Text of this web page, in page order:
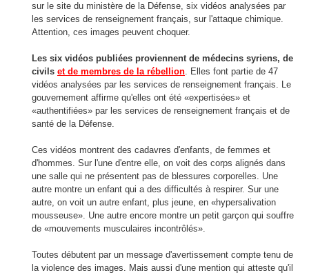
sur le site du ministère de la Défense, six vidéos analysées par
les services de renseignement français, sur l'attaque chimique.
Attention, ces images peuvent choquer.
Les six vidéos publiées proviennent de médecins syriens, de
civils et de membres de la rébellion. Elles font partie de 47
vidéos analysées par les services de renseignement français. Le
gouvernement affirme qu'elles ont été «expertisées» et
«authentifiées» par les services de renseignement français et de
santé de la Défense.
Ces vidéos montrent des cadavres d'enfants, de femmes et
d'hommes. Sur l'une d'entre elle, on voit des corps alignés dans
une salle qui ne présentent pas de blessures corporelles. Une
autre montre un enfant qui a des difficultés à respirer. Sur une
autre, on voit un autre enfant, plus jeune, en «hypersalivation
mousseuse». Une autre encore montre un petit garçon qui souffre
de «mouvements musculaires incontrôlés».
Toutes débutent par un message d'avertissement compte tenu de
la violence des images. Mais aussi d'une mention qui atteste qu'il